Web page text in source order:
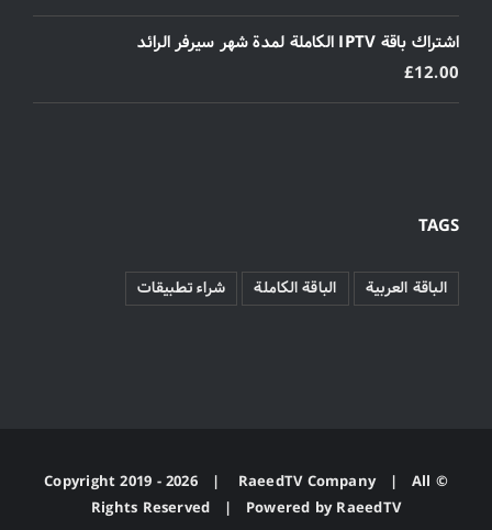
اشتراك باقة IPTV الكاملة لمدة شهر سيرفر الرائد
£12.00
TAGS
الباقة العربية الباقة الكاملة شراء تطبيقات
© Copyright 2019 -
2026 | RaeedTV Company| All
Rights Reserved | Powered by RaeedTV